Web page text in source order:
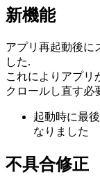
新機能
アプリ再起動後に
した.
これによりアプリ
クロールし直す必
起動時に最
なりました
不具合修正